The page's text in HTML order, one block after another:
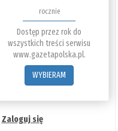
rocznie
Dostęp przez rok do
wszystkich treści serwisu
www.gazetapolska.pl.
WYBIERAM
Zaloguj się